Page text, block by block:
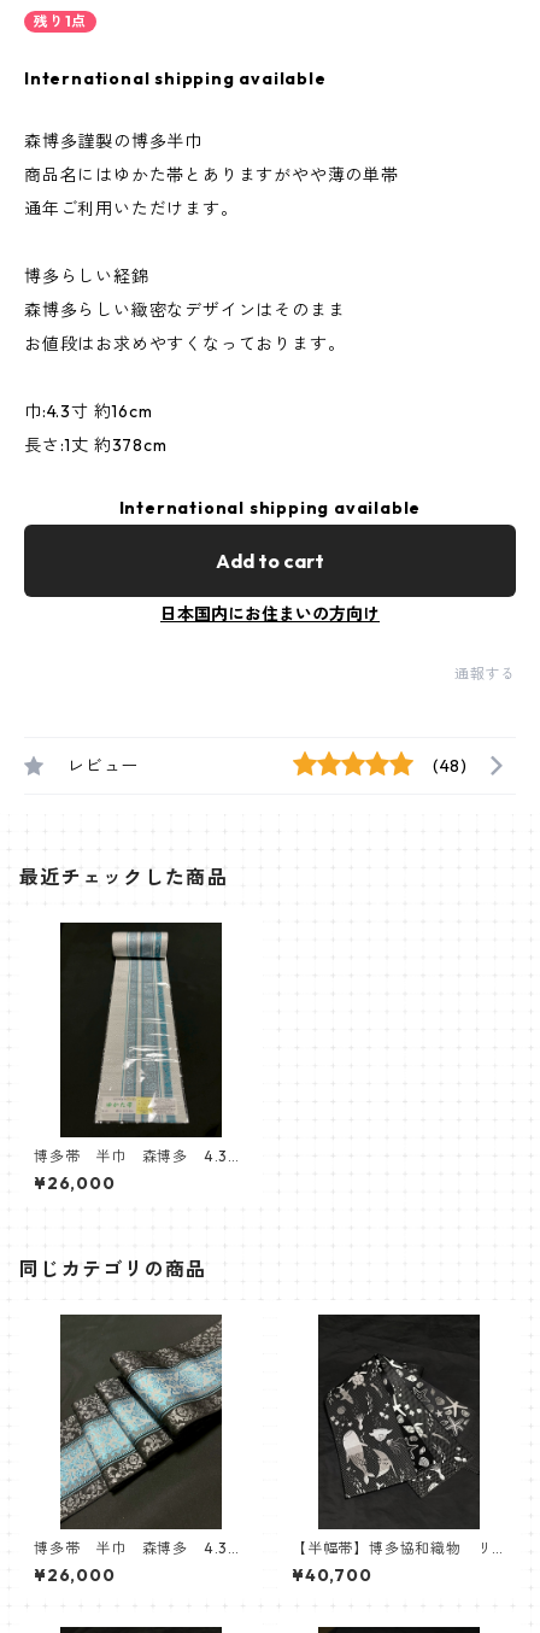
残り1点
International shipping available
森博多謹製の博多半巾
商品名にはゆかた帯とありますがやや薄の単帯
通年ご利用いただけます。
博多らしい経錦
森博多らしい緻密なデザインはそのまま
お値段はお求めやすくなっております。
巾:4.3寸 約16cm
長さ:1丈 約378cm
International shipping available
Add to cart
日本国内にお住まいの方向け
通報する
レビュー (48)
最近チェックした商品
博多帯 半巾 森博多 4.3寸
単変浮 ゆかた帯 白×ターコ
イズ 縞
¥26,000
同じカテゴリの商品
博多帯 半巾 森博多 4.3寸
単変浮 ゆかた帯 シルバ
ー ボタニカル
¥26,000
【半幅帯】博多協和織物 リ
バーシブル半巾帯 紋小巾本
袋 ブラック モノトーン
海柄 ヒトデ ジンベイザ
¥40,700